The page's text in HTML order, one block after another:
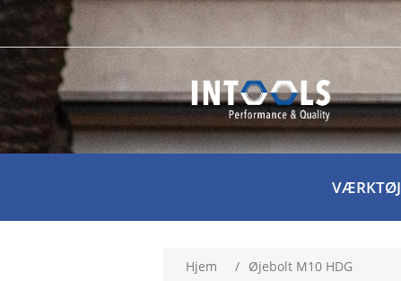
VÆRKTØJ
Hjem / Øjebolt M10 HDG